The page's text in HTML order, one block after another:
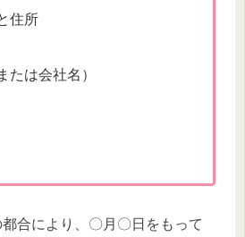
住所
たは会社名）
合により、〇月〇日をもって